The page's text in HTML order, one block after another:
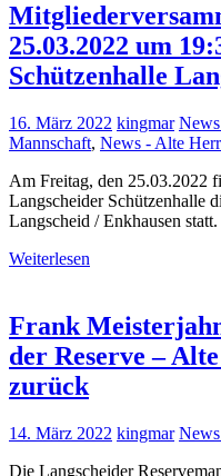
25.03.2022 um
Schützenhalle
16. März 2022 kingmar
Mannschaft, News - Alte
Am Freitag, den 25.03.2022
Langscheider Schützenhalle
Langscheid / Enkhausen statt.
Weiterlesen
Frank
der Reserve –
zurück
14. März 2022 kingmar
Die Langscheider